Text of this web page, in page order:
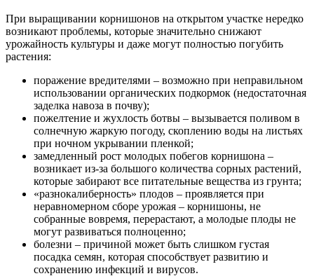
При выращивании корнишонов на открытом участке нередко
возникают проблемы, которые значительно снижают
урожайность культуры и даже могут полностью погубить
растения:
поражение вредителями – возможно при неправильном
использовании органических подкормок (недостаточная
заделка навоза в почву);
пожелтение и жухлость ботвы – вызывается поливом в
солнечную жаркую погоду, скоплению воды на листьях
при ночном укрывании пленкой;
замедленный рост молодых побегов корнишона –
возникает из-за большого количества сорных растений,
которые забирают все питательные вещества из грунта;
«разнокалиберность» плодов – проявляется при
неравномерном сборе урожая – корнишоны, не
собранные вовремя, перерастают, а молодые плоды не
могут развиваться полноценно;
болезни – причиной может быть слишком густая
посадка семян, которая способствует развитию и
сохранению инфекций и вирусов.